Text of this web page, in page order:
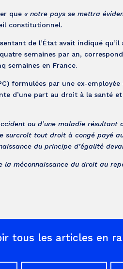
que « notre pays se mettra
constitutionnel.
de l’État avait indiqué
semaines par an,
semaines en France.
formulées par une ex-employée
d’une part au droit à la santé
ou d’une maladie résultant
surcroît tout droit à congé payé
du principe d’égalité
la méconnaissance du droit au
tous les articles en